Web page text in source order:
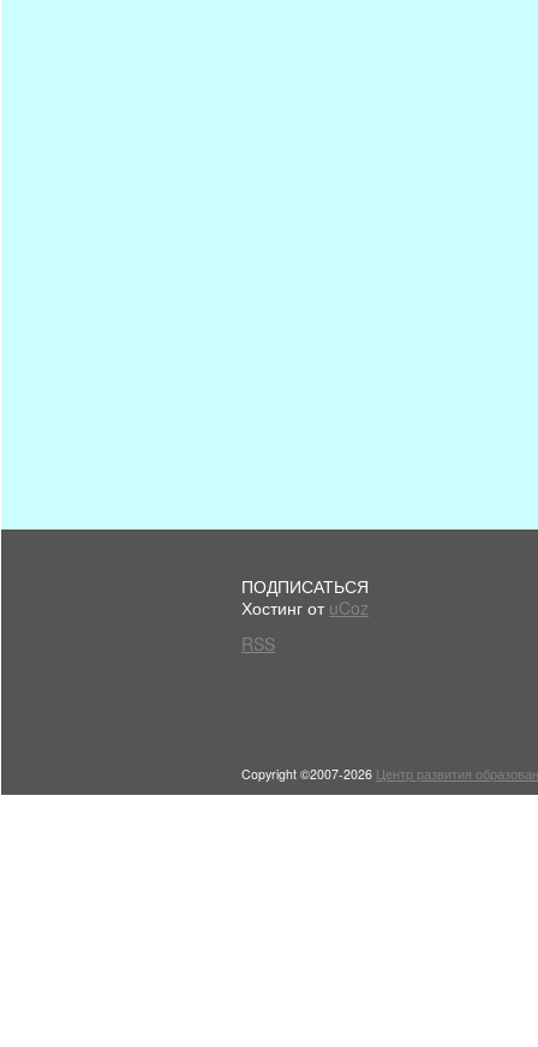
ПОДПИСАТЬСЯ
Хостинг от uCoz
RSS
Copyright ©2007-2026 Центр развития